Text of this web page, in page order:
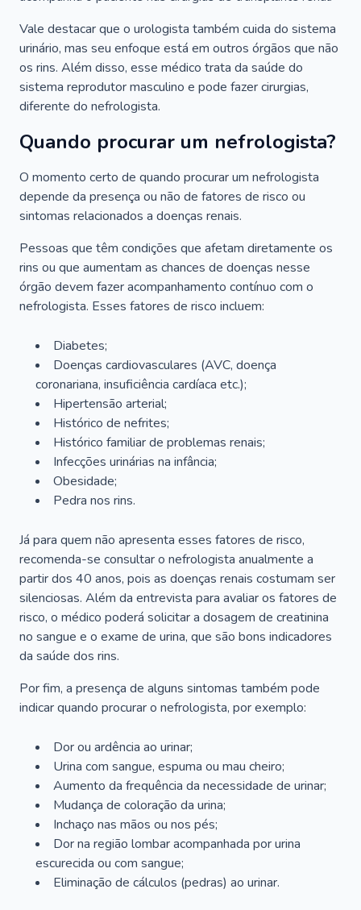
Vale destacar que o urologista também cuida do sistema
urinário, mas seu enfoque está em outros órgãos que não
os rins. Além disso, esse médico trata da saúde do
sistema reprodutor masculino e pode fazer cirurgias,
diferente do nefrologista.
Quando procurar um nefrologista?
O momento certo de quando procurar um nefrologista
depende da presença ou não de fatores de risco ou
sintomas relacionados a doenças renais.
Pessoas que têm condições que afetam diretamente os
rins ou que aumentam as chances de doenças nesse
órgão devem fazer acompanhamento contínuo com o
nefrologista. Esses fatores de risco incluem:
Diabetes;
Doenças cardiovasculares (AVC, doença
coronariana, insuficiência cardíaca etc.);
Hipertensão arterial;
Histórico de nefrites;
Histórico familiar de problemas renais;
Infecções urinárias na infância;
Obesidade;
Pedra nos rins.
Já para quem não apresenta esses fatores de risco,
recomenda-se consultar o nefrologista anualmente a
partir dos 40 anos, pois as doenças renais costumam ser
silenciosas. Além da entrevista para avaliar os fatores de
risco, o médico poderá solicitar a dosagem de creatinina
no sangue e o exame de urina, que são bons indicadores
da saúde dos rins.
Por fim, a presença de alguns sintomas também pode
indicar quando procurar o nefrologista, por exemplo:
Dor ou ardência ao urinar;
Urina com sangue, espuma ou mau cheiro;
Aumento da frequência da necessidade de urinar;
Mudança de coloração da urina;
Inchaço nas mãos ou nos pés;
Dor na região lombar acompanhada por urina
escurecida ou com sangue;
Eliminação de cálculos (pedras) ao urinar.